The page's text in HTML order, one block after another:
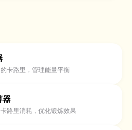
卡路里，管理能量平衡
器
路里消耗，优化锻炼效果